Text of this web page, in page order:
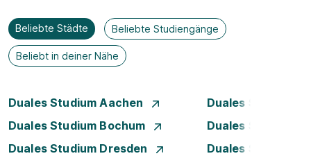
Beliebte Städte Beliebte Studiengänge
Beliebt in deiner Nähe
Duales Studium Aachen
Duales Studium
Duales Studium Bochum
Duales Studium
Duales Studium Dresden
Duales Studium